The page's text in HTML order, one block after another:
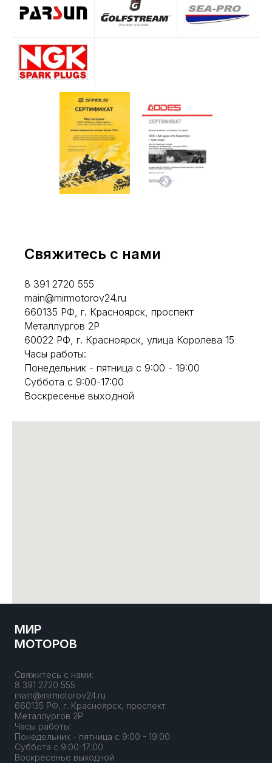
Свяжитесь с нами
8 391 2720 555
main@mirmotorov24.ru
660135 РФ, г. Красноярск, проспект
Металлургов 2Р
60022 РФ, г. Красноярск, улица Королева 15
Часы работы:
Понедельник - пятница с 9:00 - 19:00
Суббота с 9:00-17:00
Воскресенье выходной
МИР
МОТОРОВ
Свяжитесь с нами:
8 391 2720 555
main@mirmotorov24.ru
660135 РФ, г. Красноярск, проспект
Металлургов 2Р
Часы работы:
Понедельник - пятница с 9:00 - 19:00
Суббота с 9:00-17:00
Воскресенье выходной